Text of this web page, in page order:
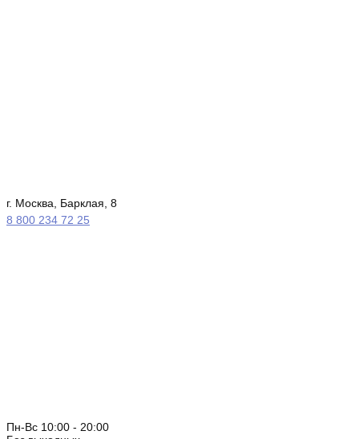
г. Москва, Барклая, 8
8 800 234 72 25
Пн-Вс 10:00 - 20:00